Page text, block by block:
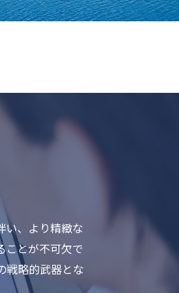
い、より精緻な
ことが不可欠で
戦略的武器とな